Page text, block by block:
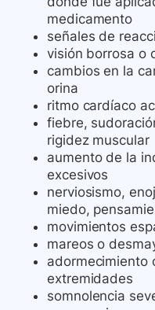
medicamento
señales de
visión borrosa o
cambios en la
orina
ritmo cardíaco
fiebre,
rigidez muscular
aumento de la
excesivos
nerviosismo,
miedo,
movimientos
mareos o
adormecimiento
extremidades
somnolencia